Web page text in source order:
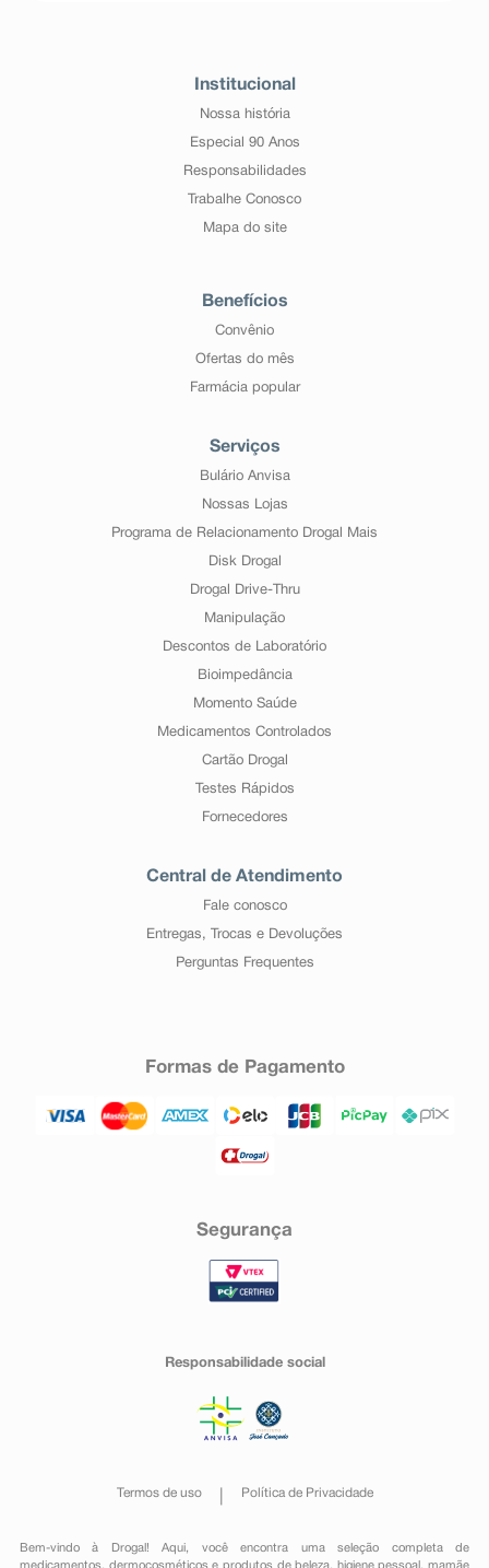
Institucional
Nossa história
Especial 90 Anos
Responsabilidades
Trabalhe Conosco
Mapa do site
Benefícios
Convênio
Ofertas do mês
Farmácia popular
Serviços
Bulário Anvisa
Nossas Lojas
Programa de Relacionamento Drogal Mais
Disk Drogal
Drogal Drive-Thru
Manipulação
Descontos de Laboratório
Bioimpedância
Momento Saúde
Medicamentos Controlados
Cartão Drogal
Testes Rápidos
Fornecedores
Central de Atendimento
Fale conosco
Entregas, Trocas e Devoluções
Perguntas Frequentes
Formas de Pagamento
Segurança
Responsabilidade social
Termos de uso Política de Privacidade
Bem-vindo à Drogal! Aqui, você encontra uma seleção completa de
medicamentos , dermocosméticos e produtos de beleza, higiene pessoal ,mamãe